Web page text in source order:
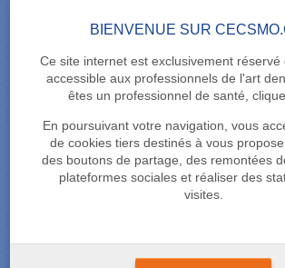
BIENVENUE SUR
Ce site internet est exclusivement réservé
accessible aux professionnels de l'art
êtes un professionnel de santé,
En poursuivant votre navigation, vous
de cookies tiers destinés à vous
des boutons de partage, des remontées
plateformes sociales et réaliser des
visites.